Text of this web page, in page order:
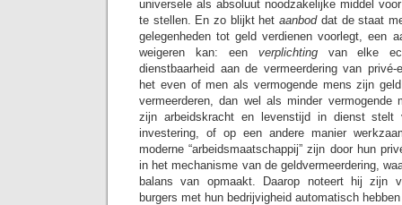
universele als absoluut noodzakelijke middel
te stellen. En zo blijkt hetaanbod dat de staat
gelegenheden tot geld verdienen voorlegt, een
weigeren kan: een verplichting van elke
dienstbaarheid aan de vermeerdering van
het even of men als vermogende mens zijn
vermeerderen, dan wel als minder vermogende
zijn arbeidskracht en levenstijd in dienst stelt
investering, of op een andere manier
moderne “arbeidsmaatschappij” zijn door hun
in het mechanisme van de geldvermeerdering,
balans van opmaakt. Daarop noteert hij zijn
burgers met hun bedrijvigheid automatisch